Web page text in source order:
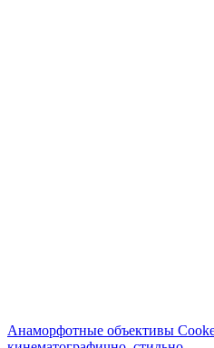
Анаморфотные объективы